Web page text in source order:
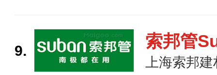
工作站，并拥有授权公开专利百
水公司、燃气公司、建筑装饰公
9. 索邦管
上海索邦